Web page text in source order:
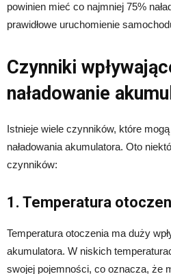
powinien mieć co najmniej 75%
prawidłowe uruchomienie
Czynniki
naładowanie
Istnieje wiele czynników, które
naładowania akumulatora. Oto
czynników:
1. Temperatura
Temperatura otoczenia ma duży
akumulatora. W niskich
swojej pojemności, co oznacza, że